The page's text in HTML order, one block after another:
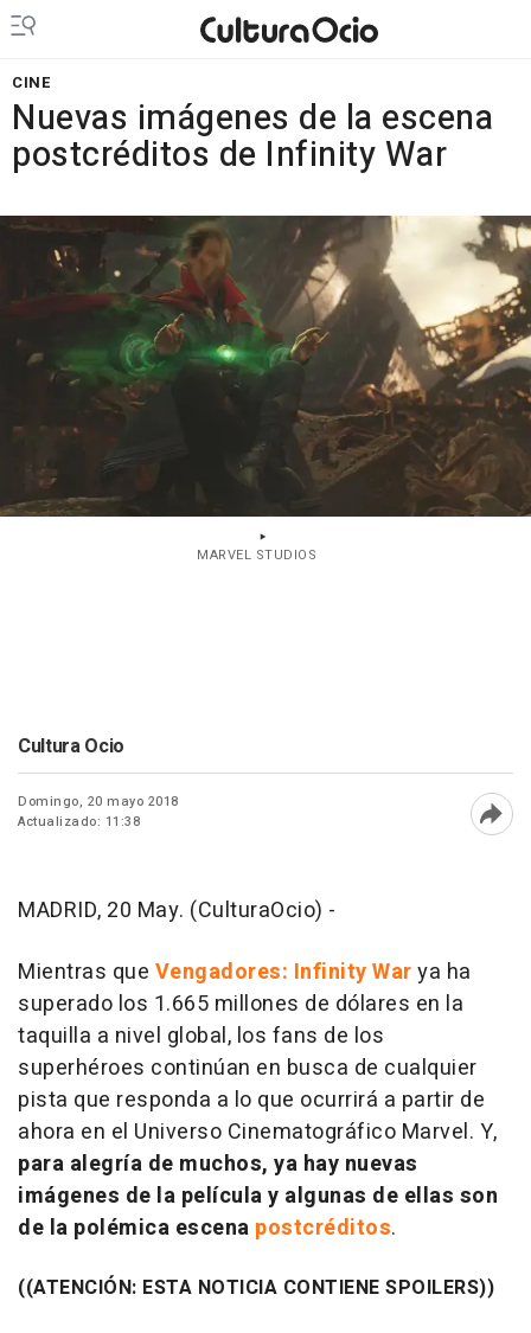
CINE
Nuevas imágenes de la escena
postcréditos de Infinity War
MARVEL STUDIOS
Cultura Ocio
Domingo, 20 mayo 2018
Actualizado: 11:38
MADRID, 20 May. (CulturaOcio) -
Mientras que Vengadores: Infinity Warya ha
superado los 1.665 millones de dólares en la
taquilla a nivel global, los fans de los
superhéroes continúan en busca de cualquier
pista que responda a lo que ocurrirá a partir de
ahora en el Universo Cinematográfico Marvel. Y,
para alegría de muchos, ya hay nuevas
imágenes de la película y algunas de ellas son
de la polémica escena postcréditos.
((ATENCIÓN: ESTA NOTICIA CONTIENE SPOILERS))